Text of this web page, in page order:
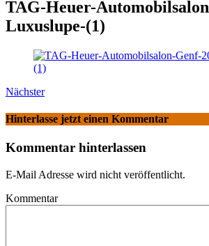
TAG-Heuer-
Luxuslupe-(1)
Nächster
Hinterlasse jetzt einen Kommentar
Kommentar hinterlassen
E-Mail Adresse wird nicht veröffentlicht.
Kommentar